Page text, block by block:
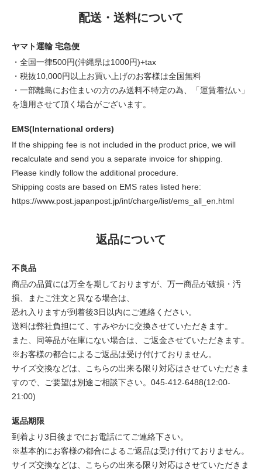
配送・送料について
ヤマト運輸 宅急便
・全国一律500円(沖縄県は1000円)+tax
・税抜10,000円以上お買い上げのお客様は全国無料
・一部離島にお住まいの方のみ送料不特定の為、「運賃着払い」
を適用させて頂く場合がございます。
EMS(International orders)
If the shipping fee is not included in the product price, we will
recalculate and send you a separate invoice for shipping.
Please kindly follow the additional procedure.
Shipping costs are based on EMS rates listed here:
https://www.post.japanpost.jp/int/charge/list/ems_all_en.html
返品について
不良品
商品の品質には万全を期しておりますが、万一商品が破損・汚
損、またご注文と異なる場合は、
恐れ入りますが到着後3日以内にご連絡ください。
送料は弊社負担にて、すみやかに交換させていただきます。
また、同等品が在庫にない場合は、ご返金させていただきます。
※お客様の都合によるご返品は受け付けておりません。
サイズ交換などは、こちらの出来る限り対応はさせていただきま
すので、ご要望は別途ご相談下さい。045-412-6488(12:00-
21:00)
返品期限
到着より3日後までにお電話にてご連絡下さい。
※基本的にお客様の都合によるご返品は受け付けておりません。
サイズ交換などは、こちらの出来る限り対応はさせていただきま